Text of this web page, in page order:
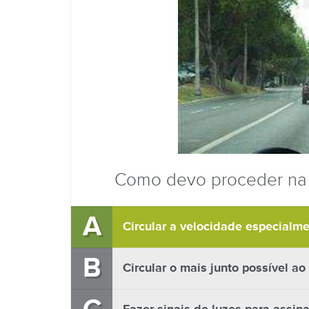
Como devo proceder
A Circular a velocidade
B Circular o mais junto possível